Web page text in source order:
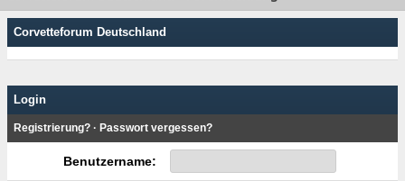
Corvetteforum Deutschland
Login
Registrierung? · Passwort vergessen?
Benutzername: